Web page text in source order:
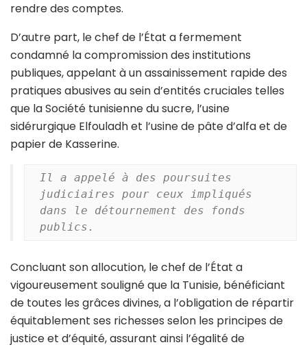
rendre des comptes.
D’autre part, le chef de l’État a fermement
condamné la compromission des institutions
publiques, appelant à un assainissement rapide des
pratiques abusives au sein d’entités cruciales telles
que la Société tunisienne du sucre, l’usine
sidérurgique Elfouladh et l’usine de pâte d’alfa et de
papier de Kasserine.
Il a appelé à des poursuites
judiciaires pour ceux impliqués
dans le détournement des fonds
publics.
Concluant son allocution, le chef de l’État a
vigoureusement souligné que la Tunisie, bénéficiant
de toutes les grâces divines, a l’obligation de répartir
équitablement ses richesses selon les principes de
justice et d’équité, assurant ainsi l’égalité de